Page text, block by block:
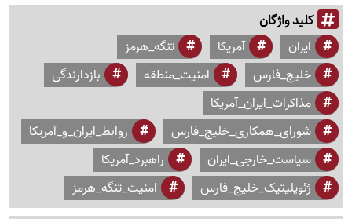
کلید واژگان
ایران آمریکا
تنگه_هرمز
خلیج_فارس
امنیت_منطقه
بازدارندگی
مذاکرات_ایران_آمریکا
شورای_همکاری_خلیج_فارس
روابط_ایران_و_آمریکا
سیاست_خارجی_ایران
راهبرد_آمریکا
ژئوپلیتیک_خلیج_فارس
امنیت_تنگه_هرمز